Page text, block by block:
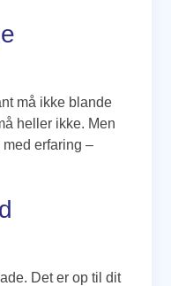
må ikke blande
heller ikke. Men
erfaring –
Det er op til dit